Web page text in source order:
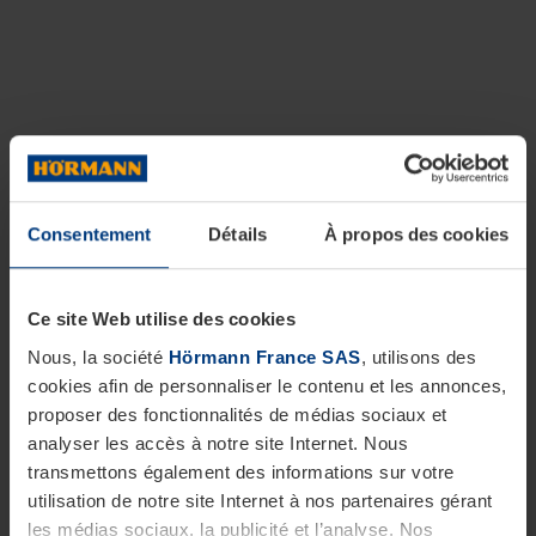
Consentement Détails À propos des cookies
Ce site Web utilise des cookies
Nous, la société Hörmann France SAS, utilisons des
cookies afin de personnaliser le contenu et les annonces,
proposer des fonctionnalités de médias sociaux et
analyser les accès à notre site Internet. Nous
transmettons également des informations sur votre
utilisation de notre site Internet à nos partenaires gérant
les médias sociaux, la publicité et l’analyse. Nos